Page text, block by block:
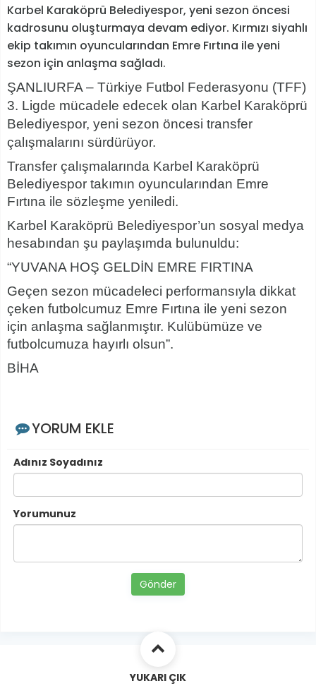
Karbel Karaköprü Belediyespor, yeni sezon öncesi
kadrosunu oluşturmaya devam ediyor. Kırmızı siyahlı
ekip takımın oyuncularından Emre Fırtına ile yeni
sezon için anlaşma sağladı.
ŞANLIURFA – Türkiye Futbol Federasyonu (TFF)
3. Ligde mücadele edecek olan Karbel Karaköprü
Belediyespor, yeni sezon öncesi transfer
çalışmalarını sürdürüyor.
Transfer çalışmalarında Karbel Karaköprü
Belediyespor takımın oyuncularından Emre
Fırtına ile sözleşme yeniledi.
Karbel Karaköprü Belediyespor’un sosyal medya
hesabından şu paylaşımda bulunuldu:
“YUVANA HOŞ GELDİN EMRE FIRTINA
Geçen sezon mücadeleci performansıyla dikkat
çeken futbolcumuz Emre Fırtına ile yeni sezon
için anlaşma sağlanmıştır. Kulübümüze ve
futbolcumuza hayırlı olsun”.
BİHA
YORUM EKLE
Adınız Soyadınız
Yorumunuz
Gönder
YUKARI ÇIK